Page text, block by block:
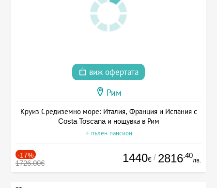
виж офертата
Рим
Круиз Средиземно море: Италия, Франция и Испания с
Costa Toscana и нощувка в Рим
+ пълен пансион
-17%
1726.00€ 1440€ / 2816.40
лв.